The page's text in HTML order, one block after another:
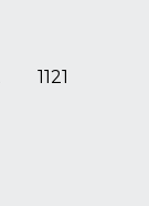
1121